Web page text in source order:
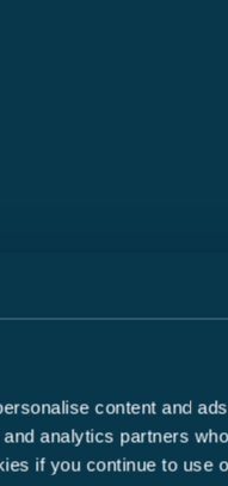
content and
analytics partners
if you continue to use